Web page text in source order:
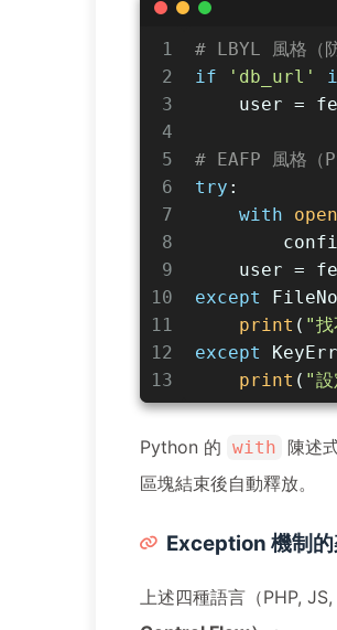
1
2
3
4
5
6
7
8
9
10
11
12
13
# LBYL 風格（
if
'db_url'
user =
# EAFP 風格（
try :
with
open
user =
except
print ( "找
except
print ( "
Python 的 with 陳述
區塊結束後自動釋放。
Exception 機制
上述四種語言（PHP,